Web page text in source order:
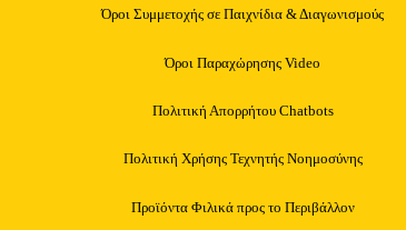
Όροι Συμμετοχής σε Παιχνίδια & Διαγωνισμούς
Όροι Παραχώρησης Video
Πολιτική Απορρήτου Chatbots
Πολιτική Χρήσης Τεχνητής Νοημοσύνης
Προϊόντα Φιλικά προς το Περιβάλλον